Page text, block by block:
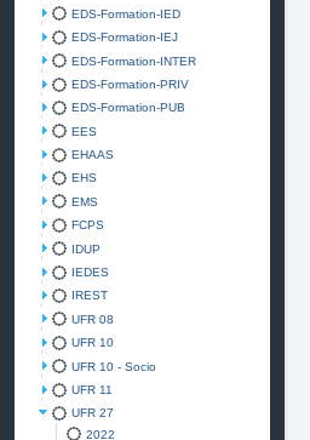
EDS-Formation-IED
EDS-Formation-IEJ
EDS-Formation-INTER
EDS-Formation-PRIV
EDS-Formation-PUB
EES
EHAAS
EHS
EMS
FCPS
IDUP
IEDES
IREST
UFR 08
UFR 10
UFR 10 - Socio
UFR 11
UFR 27
2022